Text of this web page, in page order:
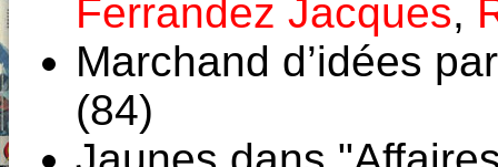
Ferrandez Jacques,
Marchand d’idées
(84)